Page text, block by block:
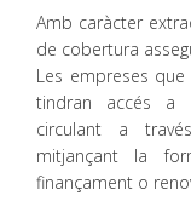
Amb caràcter
de cobertura
Les empreses
tindran accés a
circulant a
mitjançant la
finançament o